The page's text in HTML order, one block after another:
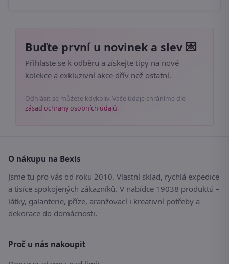
Buďte první u novinek a slev 💌
Přihlaste se k odběru a získejte tipy na nové
kolekce a exkluzivní akce dřív než ostatní.
Odhlásit se můžete kdykoliv. Vaše údaje chráníme dle
zásad ochrany osobních údajů.
O nákupu na Bexis
Jsme tu pro vás od roku 2010. Vlastní sklad, rychlá expedice
a tisíce spokojených zákazníků. V nabídce 19038 produktů –
látky, galanterie, příze, aranžovací i kreativní potřeby a
dekorace do domácnosti.
Proč u nás nakoupit